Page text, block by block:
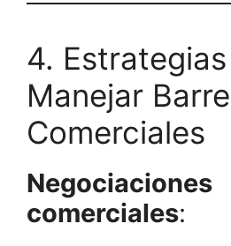
4.
Manejar
Comerciales
Negociaciones
comerciales: